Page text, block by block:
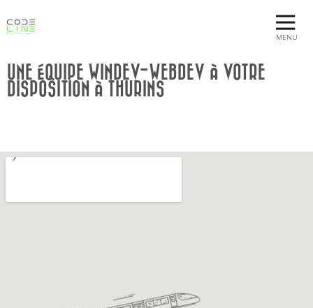
MENU
UNE ÉQUIPE WINDEV-WEBDEV À VOTRE
DISPOSITION À THURINS